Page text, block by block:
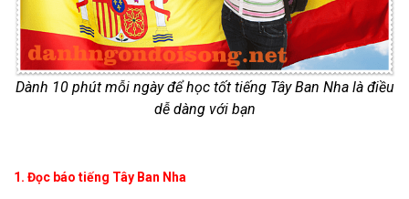
Dành 10 phút mỗi ngày để học tốt tiếng Tây Ban Nha là điều
dễ dàng với bạn
1. Đọc báo tiếng Tây Ban Nha